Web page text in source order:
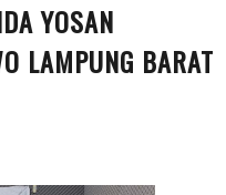
YOSAN
LAMPUNG BARAT